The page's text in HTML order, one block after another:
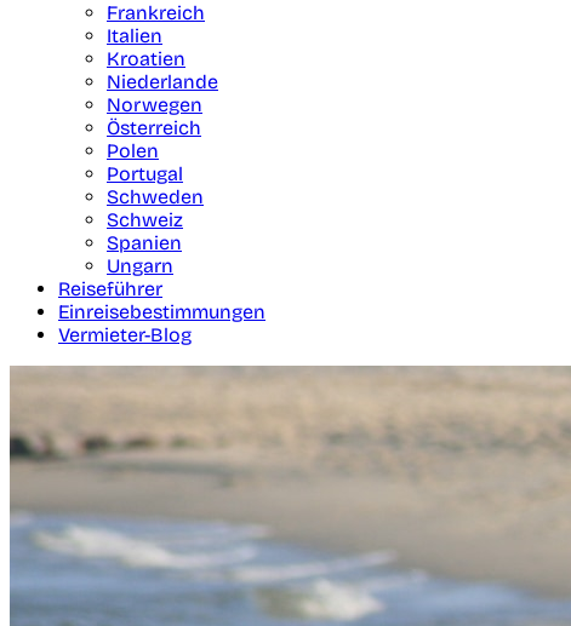
Frankreich
Italien
Kroatien
Niederlande
Norwegen
Österreich
Polen
Portugal
Schweden
Schweiz
Spanien
Ungarn
Reiseführer
Einreisebestimmungen
Vermieter-Blog